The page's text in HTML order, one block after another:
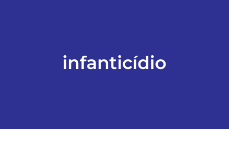
EDIÇÕES EM PDFinfanticídio